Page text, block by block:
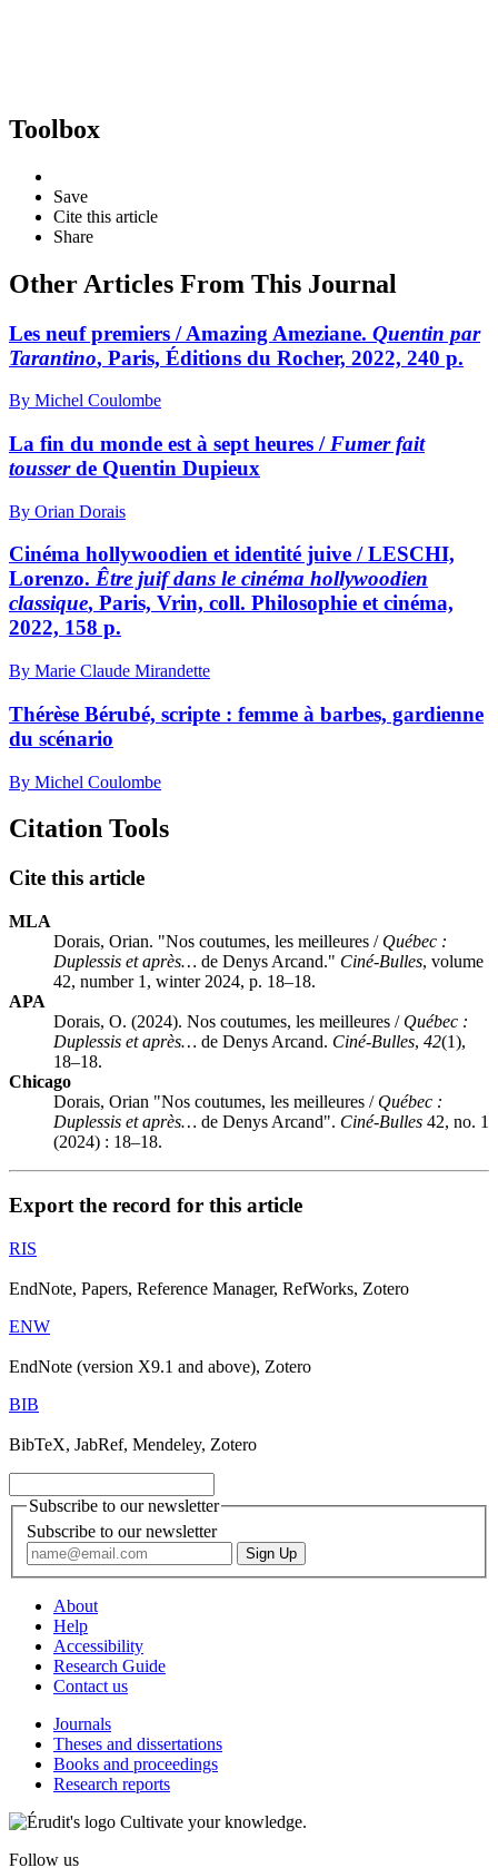
Toolbox
Save
Cite this article
Share
Other Articles From This Journal
Les neuf premiers / Amazing Ameziane. Quentin par
Tarantino, Paris, Éditions du Rocher, 2022, 240 p.
By Michel Coulombe
La fin du monde est à sept heures / Fumer fait
tousserde Quentin Dupieux
By Orian Dorais
Cinéma hollywoodien et identité juive / LESCHI,
Lorenzo. Être juif dans le cinéma hollywoodien
classique, Paris, Vrin, coll. Philosophie et cinéma,
2022, 158 p.
By Marie Claude Mirandette
Thérèse Bérubé, scripte : femme à barbes, gardienne
du scénario
By Michel Coulombe
Citation Tools
Cite this article
MLA
Dorais, Orian. "Nos coutumes, les meilleures / Québec :
Duplessis et après… de Denys Arcand." Ciné-Bulles, volume
42, number 1, winter 2024, p. 18–18.
APA
Dorais, O. (2024). Nos coutumes, les meilleures / Québec :
Duplessis et après… de Denys Arcand. Ciné-Bulles, 42(1),
18–18.
Chicago
Dorais, Orian "Nos coutumes, les meilleures / Québec :
Duplessis et après… de Denys Arcand". Ciné-Bulles 42, no. 1
(2024) : 18–18.
Export the record for this article
RIS
EndNote, Papers, Reference Manager, RefWorks, Zotero
ENW
EndNote (version X9.1 and above), Zotero
BIB
BibTeX, JabRef, Mendeley, Zotero
Subscribe to our newsletter
Subscribe to our newsletter
About
Help
Accessibility
Research Guide
Contact us
Journals
Theses and dissertations
Books and proceedings
Research reports
Cultivate your knowledge.
Follow us